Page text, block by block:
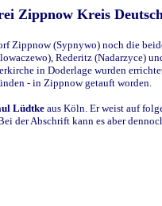
Zippnow Kreis
Zippnow (Sypnywo) noch die
Rederitz (Nadarzyce)
in Doderlage wurden
- in Zippnow getauft worden.
Lüdtke aus Köln. Er weist auf
der Abschrift kann es aber